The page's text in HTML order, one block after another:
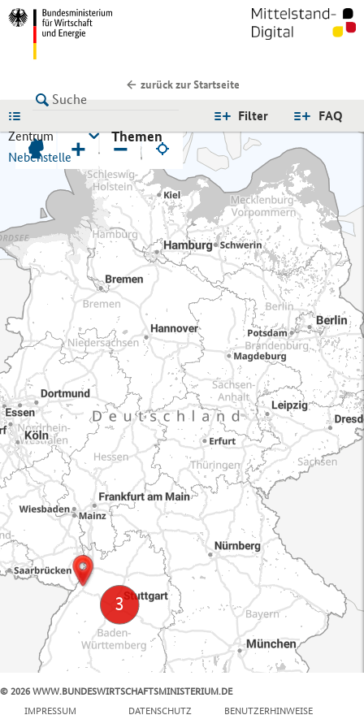
zurück zur Startseite
FAQ
Filter
Zentrum
Nebenstelle
Themen
+ −
© 2026 WWW.BUNDESWIRTSCHAFTSMINISTERIUM.DE
IMPRESSUM
DATENSCHUTZ BENUTZERHINWEISE